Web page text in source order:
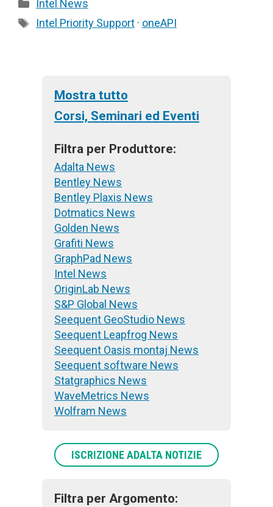
(Twitter)
Intel News
Tag
Intel Priority Support· oneAPI
Mostra tutto
Corsi, Seminari ed Eventi
Filtra per Produttore:
Adalta News
Bentley News
Bentley Plaxis News
Dotmatics News
Golden News
Grafiti News
GraphPad News
Intel News
OriginLab News
S&P Global News
Seequent GeoStudio News
Seequent Leapfrog News
Seequent Oasis montaj News
Seequent software News
Statgraphics News
WaveMetrics News
Wolfram News
ISCRIZIONE ADALTA NOTIZIE
Filtra per Argomento: